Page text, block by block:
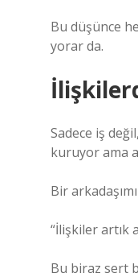
Bu düşünce
yorar da.
Sadece iş
kuruyor ama
Bir
“İlişkiler artık
Bu biraz sert